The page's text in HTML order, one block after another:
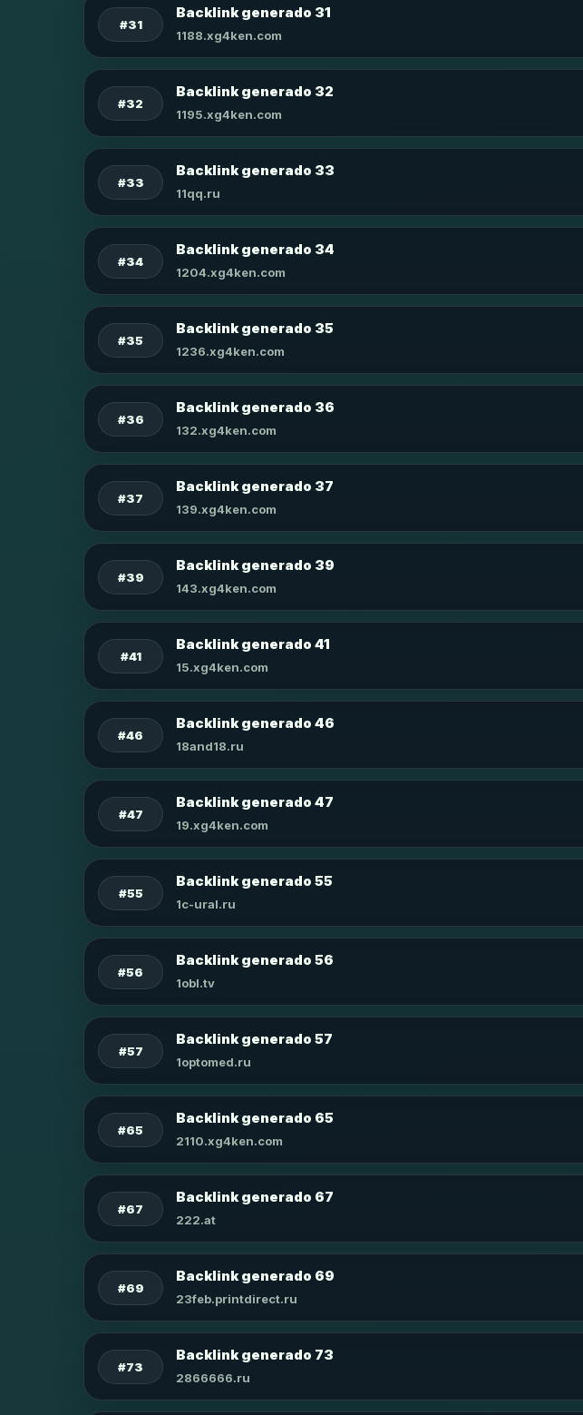
#31
Backlink generado 31
1188.xg4ken.com
#32
Backlink generado 32
1195.xg4ken.com
#33
Backlink generado 33
11qq.ru
#34
Backlink generado 34
1204.xg4ken.com
#35
Backlink generado 35
1236.xg4ken.com
#36
Backlink generado 36
132.xg4ken.com
#37
Backlink generado 37
139.xg4ken.com
#39
Backlink generado 39
143.xg4ken.com
#41
Backlink generado 41
15.xg4ken.com
#46
Backlink generado 46
18and18.ru
#47
Backlink generado 47
19.xg4ken.com
#55
Backlink generado 55
1c-ural.ru
#56
Backlink generado 56
1obl.tv
#57
Backlink generado 57
1optomed.ru
#65
Backlink generado 65
2110.xg4ken.com
#67
Backlink generado 67
222.at
#69
Backlink generado 69
23feb.printdirect.ru
#73
Backlink generado 73
2866666.ru